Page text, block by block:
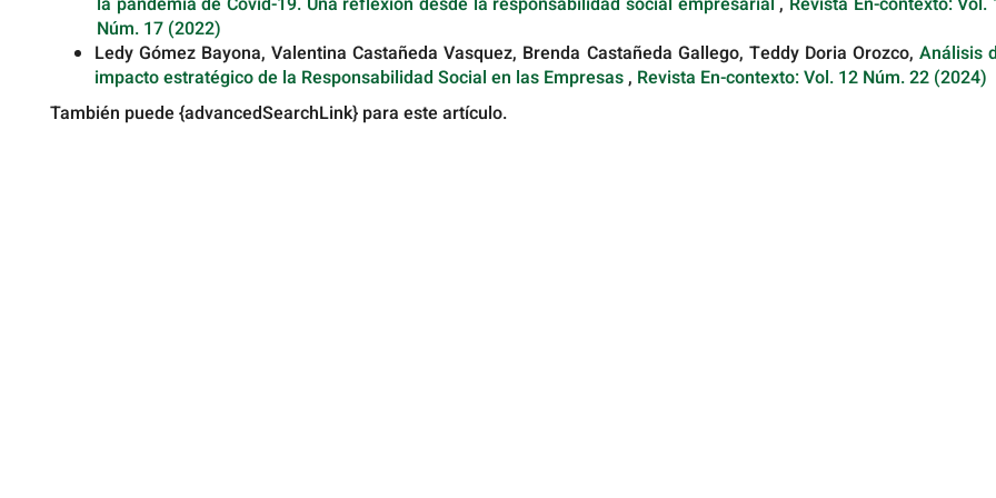
Núm. 17 (2022)
Ledy Gómez Bayona, Valentina Castañeda Vasquez, Brenda Castañeda Gallego, Teddy Doria Orozco, Análisis
impacto estratégico de la Responsabilidad Social en las Empresas, Revista En-contexto: Vol. 12 Núm. 22 (2024)
También puede {advancedSearchLink} para este artículo.